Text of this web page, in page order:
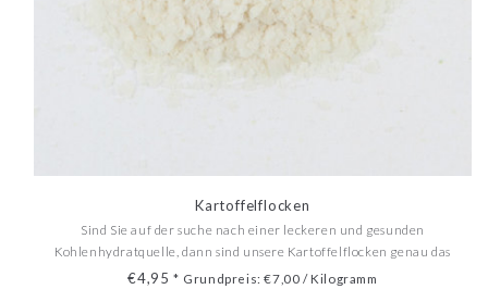
Kartoffelflocken
Sind Sie auf der suche nach einer leckeren und gesunden
Kohlenhydratquelle, dann sind unsere Kartoffelflocken genau das
richtige für Ihren Bedarf.
€4,95 * Grundpreis: €7,00 / Kilogramm